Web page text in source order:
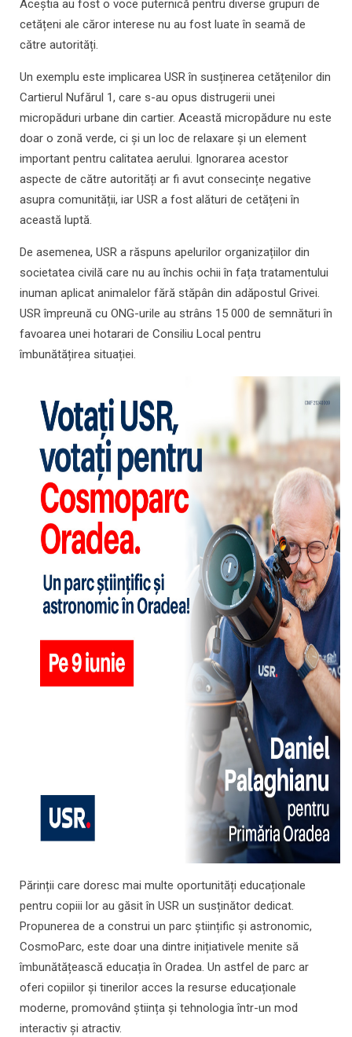
Aceștia au fost o voce puternică pentru diverse grupuri de
cetățeni ale căror interese nu au fost luate în seamă de
către autorități.
Un exemplu este implicarea USR în susținerea cetățenilor din
Cartierul Nufărul 1, care s-au opus distrugerii unei
micropăduri urbane din cartier. Această micropădure nu este
doar o zonă verde, ci și un loc de relaxare și un element
important pentru calitatea aerului. Ignorarea acestor
aspecte de către autorități ar fi avut consecințe negative
asupra comunității, iar USR a fost alături de cetățeni în
această luptă.
De asemenea, USR a răspuns apelurilor organizațiilor din
societatea civilă care nu au închis ochii în fața tratamentului
inuman aplicat animalelor fără stăpân din adăpostul Grivei.
USR împreună cu ONG-urile au strâns 15 000 de semnături în
favoarea unei hotarari de Consiliu Local pentru
îmbunătățirea situației.
Părinții care doresc mai multe oportunități educaționale
pentru copiii lor au găsit în USR un susținător dedicat.
Propunerea de a construi un parc științific și astronomic,
CosmoParc, este doar una dintre inițiativele menite să
îmbunătățească educația în Oradea. Un astfel de parc ar
oferi copiilor și tinerilor acces la resurse educaționale
moderne, promovând știința și tehnologia într-un mod
interactiv și atractiv.